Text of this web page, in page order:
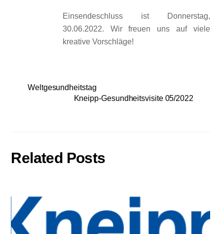
Einsendeschluss ist Donnerstag,
30.06.2022. Wir freuen uns auf viele
kreative Vorschläge!
Weltgesundheitstag
Kneipp-Gesundheitsvisite 05/2022
Related Posts